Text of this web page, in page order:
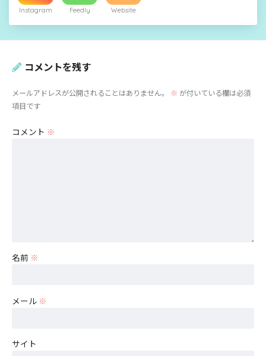
Instagram Feedly Website
コメントを残す
メールアドレスが公開されることはありません。 ※ が付いている欄は必須
項目です
コメント ※
名前 ※
メール ※
サイト